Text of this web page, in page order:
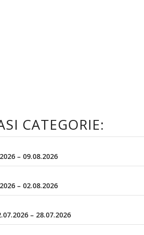
CATEGORIE:
– 09.08.2026
– 02.08.2026
– 28.07.2026